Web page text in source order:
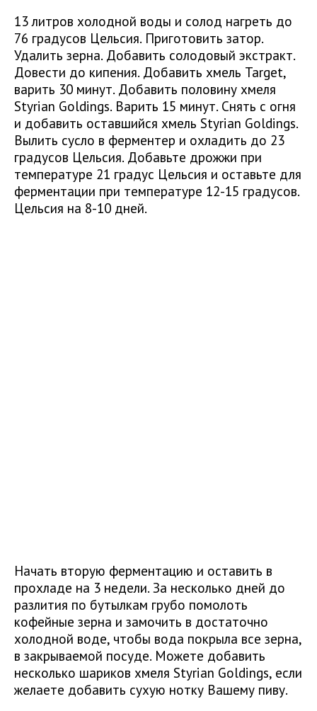
13 литров холодной воды и солод нагреть до
76 градусов Цельсия. Приготовить затор.
Удалить зерна. Добавить солодовый экстракт.
Довести до кипения. Добавить хмель Target,
варить 30 минут. Добавить половину хмеля
Styrian Goldings. Варить 15 минут. Снять с огня
и добавить оставшийся хмель Styrian Goldings.
Вылить сусло в ферментер и охладить до 23
градусов Цельсия. Добавьте дрожжи при
температуре 21 градус Цельсия и оставьте для
ферментации при температуре 12-15 градусов.
Цельсия на 8-10 дней.
Начать вторую ферментацию и оставить в
прохладе на 3 недели. За несколько дней до
разлития по бутылкам грубо помолоть
кофейные зерна и замочить в достаточно
холодной воде, чтобы вода покрыла все зерна,
в закрываемой посуде. Можете добавить
несколько шариков хмеля Styrian Goldings, если
желаете добавить сухую нотку Вашему пиву.